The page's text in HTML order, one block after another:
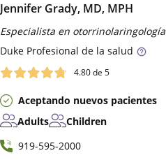
Jennifer Grady, MD, MPH
Especialista en otorrinolaringología
Duke Profesional de la salud
4.80de 5
Aceptando nuevos pacientes
Adults
Children
919-595-2000